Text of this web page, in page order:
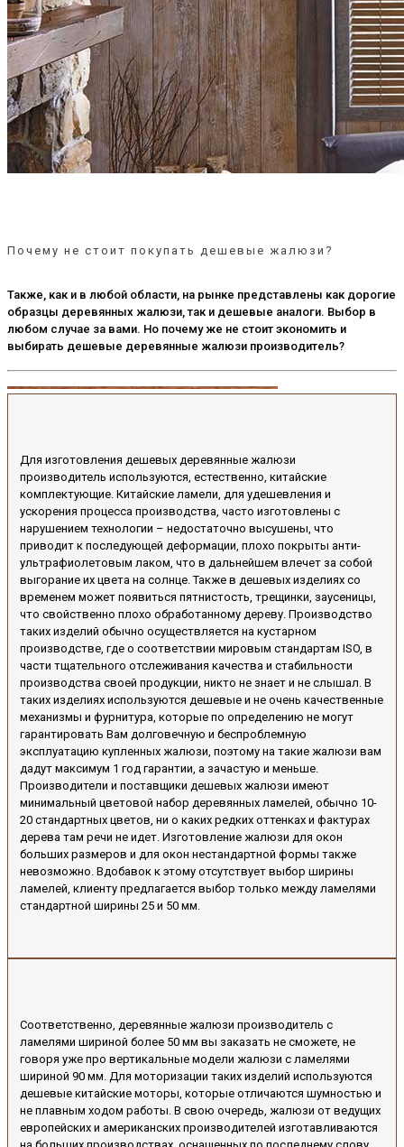
Почему не стоит покупать дешевые жалюзи?
Также, как и в любой области, на рынке представлены как дорогие
образцы деревянных жалюзи, так и дешевые аналоги. Выбор в
любом случае за вами. Но почему же не стоит экономить и
выбирать дешевые деревянные жалюзи производитель?
Для изготовления дешевых деревянные жалюзи
производитель используются, естественно, китайские
комплектующие. Китайские ламели, для удешевления и
ускорения процесса производства, часто изготовлены с
нарушением технологии – недостаточно высушены, что
приводит к последующей деформации, плохо покрыты анти-
ультрафиолетовым лаком, что в дальнейшем влечет за собой
выгорание их цвета на солнце. Также в дешевых изделиях со
временем может появиться пятнистость, трещинки, заусеницы,
что свойственно плохо обработанному дереву. Производство
таких изделий обычно осуществляется на кустарном
производстве, где о соответствии мировым стандартам ISO, в
части тщательного отслеживания качества и стабильности
производства своей продукции, никто не знает и не слышал. В
таких изделиях используются дешевые и не очень качественные
механизмы и фурнитура, которые по определению не могут
гарантировать Вам долговечную и беспроблемную
эксплуатацию купленных жалюзи, поэтому на такие жалюзи вам
дадут максимум 1 год гарантии, а зачастую и меньше.
Производители и поставщики дешевых жалюзи имеют
минимальный цветовой набор деревянных ламелей, обычно 10-
20 стандартных цветов, ни о каких редких оттенках и фактурах
дерева там речи не идет. Изготовление жалюзи для окон
больших размеров и для окон нестандартной формы также
невозможно. Вдобавок к этому отсутствует выбор ширины
ламелей, клиенту предлагается выбор только между ламелями
стандартной ширины 25 и 50 мм.
Соответственно, деревянные жалюзи производитель с
ламелями шириной более 50 мм вы заказать не сможете, не
говоря уже про вертикальные модели жалюзи с ламелями
шириной 90 мм. Для моторизации таких изделий используются
дешевые китайские моторы, которые отличаются шумностью и
не плавным ходом работы. В свою очередь, жалюзи от ведущих
европейских и американских производителей изготавливаются